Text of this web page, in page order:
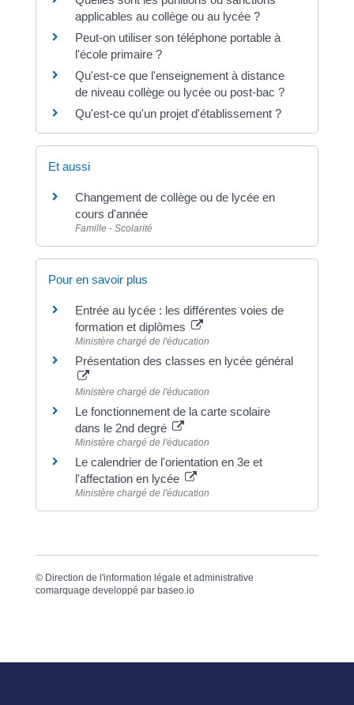
applicables au collège ou au lycée ?
Peut-on utiliser son téléphone portable à
l'école primaire ?
Qu'est-ce que l'enseignement à distance
de niveau collège ou lycée ou post-bac ?
Qu'est-ce qu'un projet d'établissement ?
Et aussi
Changement de collège ou de lycée en
cours d'année
Famille - Scolarité
Pour en savoir plus
Entrée au lycée : les différentes voies de
formation et diplômes
Ministère chargé de l'éducation
Présentation des classes en lycée général
Ministère chargé de l'éducation
Le fonctionnement de la carte scolaire
dans le 2nd degré
Ministère chargé de l'éducation
Le calendrier de l'orientation en 3e et
l'affectation en lycée
Ministère chargé de l'éducation
© Direction de l'information légale et administrative
comarquage developpé par baseo.io